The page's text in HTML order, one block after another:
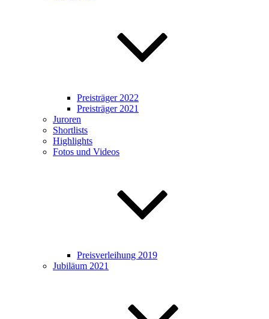
Preisträger 2022
Preisträger 2021
Juroren
Shortlists
Highlights
Fotos und Videos
Preisverleihung 2019
Jubiläum 2021